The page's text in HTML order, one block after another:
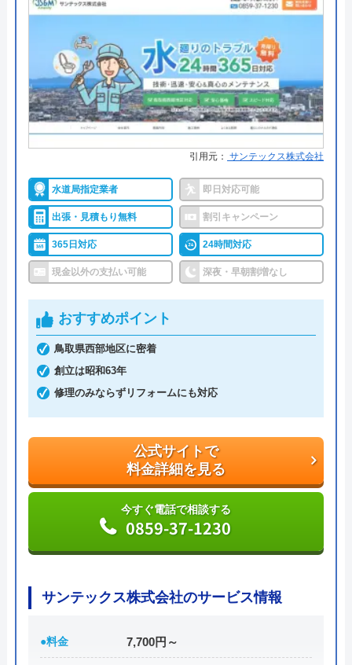
●累計実績 施工対応数240万件以上
●保証・保険
詳細は公式HPでご確認ください
水の生活救急車がおすすめの理由
拠点数2270店舗と日本全国に拠点を構え、年中無休
い合わせ受付をしてくれるので、すぐに相談ができ
水トラブルの不安もすぐに解消できます。
調整作業のみであれば8,800円～と明朗会計。問い合
わせから見積もりまですべて無料でできるので、ま
日本全国の水トラブルに対応している水の生活救急
車はトイレのみならず洗面所やキッチン、お風呂な
どにも対応してくれる水まわりトラブル解決のスペ
シャリストです。
おすすめポイントとしてはこれまでの施工対応実績
は240万件以上と豊富な実績数があり、また最短5分
で業者を手配してくれて最短30分でスピード駆け付
けしてくれるところです。
わりトラブルで困った際には頼りになる業者でしょ
う。
もちろん見積もりは無料ですし、出張・キャンセル
引用元： サンテックス株式会社
水道局指定業者 即日対応可能
出張・見積もり無料 割引キャンペーン
365日対応 24時間対応
現金以外の支払い可能 深夜・早朝割増なし
おすすめポイント
鳥取県西部地区に密着
創立は昭和63年
修理のみならずリフォームにも対応
公式サイトで
料金詳細を見る
今すぐ電話で相談する
0859-37-1230
サンテックス株式会社のサービス情報
●料金 7,700円～